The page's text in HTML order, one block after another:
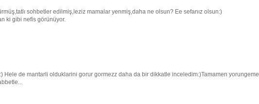
sohbetler edilmiş,leziz mamalar yenmiş,daha ne olsun? Ee sefanız olsun:)
ki gibi nefis görünüyor.
Hele de mantarli olduklarini gorur gormezz daha da bir dikkatle inceledim:)Tamamen yorungeme